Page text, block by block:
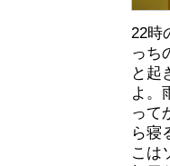
22時
っち
と起
よ。
って
ら寝
こは